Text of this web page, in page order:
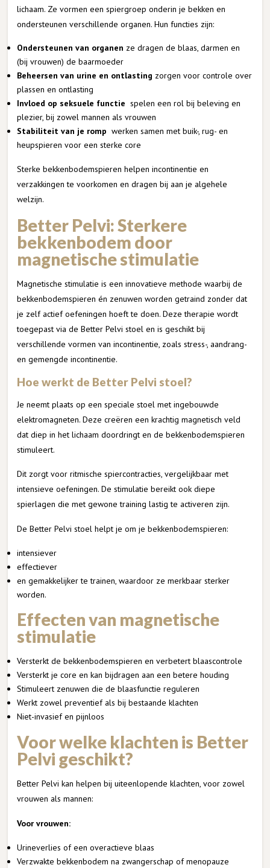
lichaam. Ze vormen een spiergroep onderin je bekken en
ondersteunen verschillende organen. Hun functies zijn:
Ondersteunen van organen ze dragen de blaas, darmen en
(bij vrouwen) de baarmoeder
Beheersen van urine en ontlasting zorgen voor controle over
plassen en ontlasting
Invloed op seksuele functie spelen een rol bij beleving en
plezier, bij zowel mannen als vrouwen
Stabiliteit van je romp werken samen met buik-, rug- en
heupspieren voor een sterke core
Sterke bekkenbodemspieren helpen incontinentie en
verzakkingen te voorkomen en dragen bij aan je algehele
welzijn.
Better Pelvi: Sterkere
bekkenbodem door
magnetische stimulatie
Magnetische stimulatie is een innovatieve methode waarbij de
bekkenbodemspieren én zenuwen worden getraind zonder dat
je zelf actief oefeningen hoeft te doen. Deze therapie wordt
toegepast via de Better Pelvi stoel en is geschikt bij
verschillende vormen van incontinentie, zoals stress-, aandrang-
en gemengde incontinentie.
Hoe werkt de Better Pelvi stoel?
Je neemt plaats op een speciale stoel met ingebouwde
elektromagneten. Deze creëren een krachtig magnetisch veld
dat diep in het lichaam doordringt en de bekkenbodemspieren
stimuleert.
Dit zorgt voor ritmische spiercontracties, vergelijkbaar met
intensieve oefeningen. De stimulatie bereikt ook diepe
spierlagen die met gewone training lastig te activeren zijn.
De Better Pelvi stoel helpt je om je bekkenbodemspieren:
intensiever
effectiever
en gemakkelijker te trainen, waardoor ze merkbaar sterker
worden.
Effecten van magnetische
stimulatie
Versterkt de bekkenbodemspieren en verbetert blaascontrole
Versterkt je core en kan bijdragen aan een betere houding
Stimuleert zenuwen die de blaasfunctie reguleren
Werkt zowel preventief als bij bestaande klachten
Niet-invasief en pijnloos
Voor welke klachten is Better
Pelvi geschikt?
Better Pelvi kan helpen bij uiteenlopende klachten, voor zowel
vrouwen als mannen:
Voor vrouwen:
Urineverlies of een overactieve blaas
Verzwakte bekkenbodem na zwangerschap of menopauze